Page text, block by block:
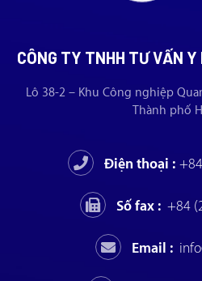
CÔNG TY TNHH TƯ VẤN Y
Lô 38-2 – Khu Công nghiệp
Thành phố
Điện thoại :
Số fax : +84
Email :